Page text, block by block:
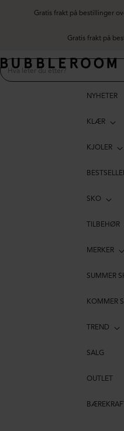
Gratis frakt på bestillinger
Gratis frakt på
NYHETER
KLÆR
KJOLER
SKO
TILBEHØR
MERKER
SUMMER
KOMMER
TREND
SALG
OUTLET